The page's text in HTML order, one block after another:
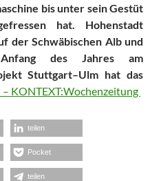
bis unter sein Gestüt
hat. Hohenstadt
der Schwäbischen Alb und
des Jahres am
Stuttgart–Ulm hat das
KONTEXT:Wochenzeitung
teilen
Pocket
teilen